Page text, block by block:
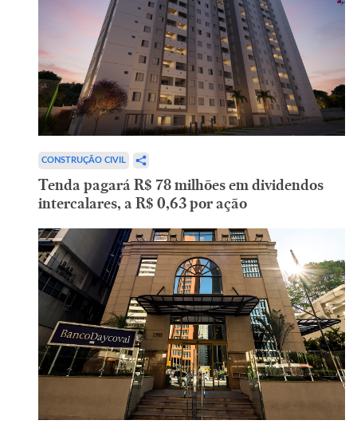
CONSTRUÇÃO CIVIL
Tenda pagará R$ 78 milhões em dividendos
intercalares, a R$ 0,63 por ação